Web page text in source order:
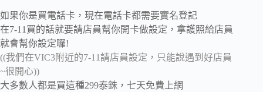
如果你是買電話卡，現在電話卡都需要實名登記
在7-11買的話就要請店員幫你開卡做設定，拿護照給店員
就會幫你設定囉!
((我們在VIC3附近的7-11請店員設定，只能說遇到好店員
~很開心))
大多數人都是買這種299泰銖，七天免費上網